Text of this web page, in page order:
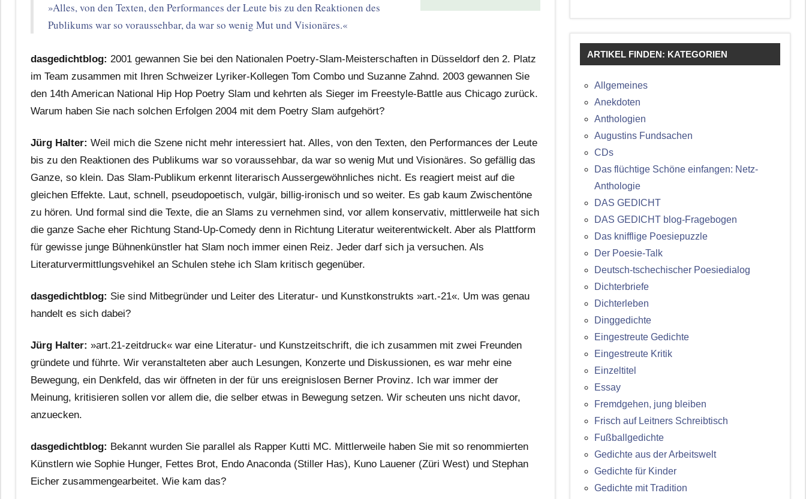
»Alles, von den Texten, den Performances der Leute bis zu den Reaktionen des
Publikums war so voraussehbar, da war so wenig Mut und Visionäres.«
dasgedichtblog: 2001 gewannen Sie bei den Nationalen Poetry-Slam-Meisterschaften in Düsseldorf den 2. Platz
im Team zusammen mit Ihren Schweizer Lyriker-Kollegen Tom Combo und Suzanne Zahnd. 2003 gewannen Sie
den 14th American National Hip Hop Poetry Slam und kehrten als Sieger im Freestyle-Battle aus Chicago zurück.
Warum haben Sie nach solchen Erfolgen 2004 mit dem Poetry Slam aufgehört?
Jürg Halter: Weil mich die Szene nicht mehr interessiert hat. Alles, von den Texten, den Performances der Leute
bis zu den Reaktionen des Publikums war so voraussehbar, da war so wenig Mut und Visionäres. So gefällig das
Ganze, so klein. Das Slam-Publikum erkennt literarisch Aussergewöhnliches nicht. Es reagiert meist auf die
gleichen Effekte. Laut, schnell, pseudopoetisch, vulgär, billig-ironisch und so weiter. Es gab kaum Zwischentöne
zu hören. Und formal sind die Texte, die an Slams zu vernehmen sind, vor allem konservativ, mittlerweile hat sich
die ganze Sache eher Richtung Stand-Up-Comedy denn in Richtung Literatur weiterentwickelt. Aber als Plattform
für gewisse junge Bühnenkünstler hat Slam noch immer einen Reiz. Jeder darf sich ja versuchen. Als
Literaturvermittlungsvehikel an Schulen stehe ich Slam kritisch gegenüber.
dasgedichtblog: Sie sind Mitbegründer und Leiter des Literatur- und Kunstkonstrukts »art.-21«. Um was genau
handelt es sich dabei?
Jürg Halter: »art.21-zeitdruck« war eine Literatur- und Kunstzeitschrift, die ich zusammen mit zwei Freunden
gründete und führte. Wir veranstalteten aber auch Lesungen, Konzerte und Diskussionen, es war mehr eine
Bewegung, ein Denkfeld, das wir öffneten in der für uns ereignislosen Berner Provinz. Ich war immer der
Meinung, kritisieren sollen vor allem die, die selber etwas in Bewegung setzen. Wir scheuten uns nicht davor,
anzuecken.
dasgedichtblog: Bekannt wurden Sie parallel als Rapper Kutti MC. Mittlerweile haben Sie mit so renommierten
Künstlern wie Sophie Hunger, Fettes Brot, Endo Anaconda (Stiller Has), Kuno Lauener (Züri West) und Stephan
Eicher zusammengearbeitet. Wie kam das?
ARTIKEL FINDEN: KATEGORIEN
Allgemeines
Anekdoten
Anthologien
Augustins Fundsachen
CDs
Das flüchtige Schöne einfangen: Netz-
Anthologie
DAS GEDICHT
DAS GEDICHT blog-Fragebogen
Das knifflige Poesiepuzzle
Der Poesie-Talk
Deutsch-tschechischer Poesiedialog
Dichterbriefe
Dichterleben
Dinggedichte
Eingestreute Gedichte
Eingestreute Kritik
Einzeltitel
Essay
Fremdgehen, jung bleiben
Frisch auf Leitners Schreibtisch
Fußballgedichte
Gedichte aus der Arbeitswelt
Gedichte für Kinder
Gedichte mit Tradition